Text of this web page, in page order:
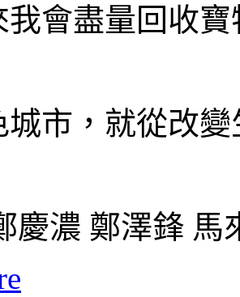
我會盡量回收
城市，就從改
慶濃 鄭澤鋒 馬